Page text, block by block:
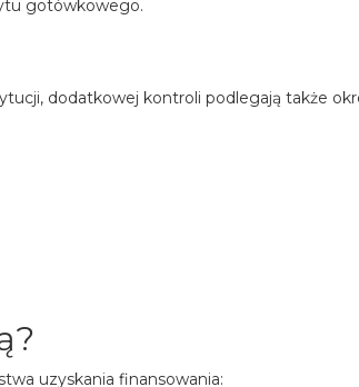
gotówkowego.
dodatkowej kontroli podlegają także
uzyskania finansowania: